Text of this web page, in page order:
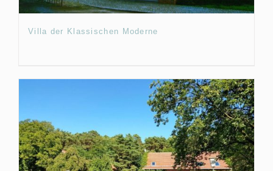
Villa der Klassischen Moderne